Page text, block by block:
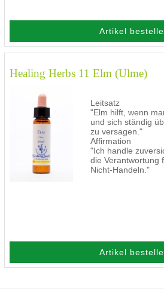
Artikel
Healing Herbs 11 Elm (Ulme)
Leitsatz
"Elm hilft, wenn
und sich ständig
zu versagen."
Affirmation
"Ich handle
die Verantwortung
Nicht-Handeln."
Artikel